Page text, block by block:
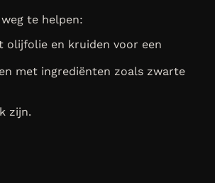
te helpen:
olijfolie en kruiden voor een
met ingrediënten zoals zwarte
zijn.